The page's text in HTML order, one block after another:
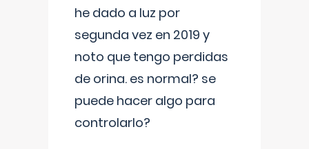
he dado a luz por
segunda vez en 2019 y
noto que tengo perdidas
de orina. es normal? se
puede hacer algo para
controlarlo?